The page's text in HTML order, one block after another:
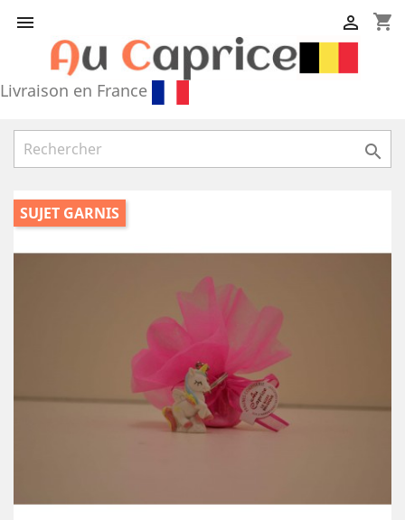
 shopping_cart

Livraison en France

SUJET GARNIS